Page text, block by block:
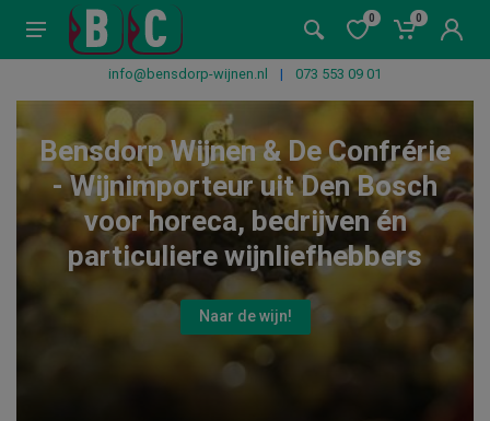
0 0
info@bensdorp-wijnen.nl | 073 553 09 01
Bensdorp Wijnen & De Confrérie
- Wijnimporteur uit Den Bosch
voor horeca, bedrijven én
particuliere wijnliefhebbers
Naar de wijn!